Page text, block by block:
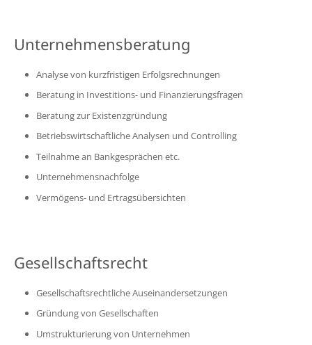
Unternehmensberatung
Analyse von kurzfristigen Erfolgsrechnungen
Beratung in Investitions- und Finanzierungsfragen
Beratung zur Existenzgründung
Betriebswirtschaftliche Analysen und Controlling
Teilnahme an Bankgesprächen etc.
Unternehmensnachfolge
Vermögens- und Ertragsübersichten
Gesellschaftsrecht
Gesellschaftsrechtliche Auseinandersetzungen
Gründung von Gesellschaften
Umstrukturierung von Unternehmen